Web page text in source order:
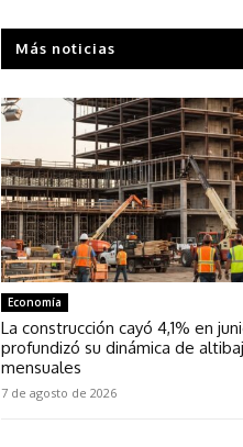
Más noticias
Economía
La construcción cayó 4,1% en
profundizó su dinámica de
mensuales
7 de agosto de 2026